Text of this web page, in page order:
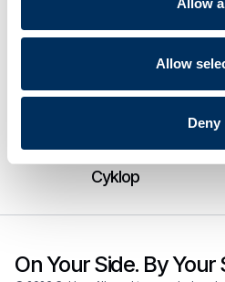
Allow
Allow
Deny
nieuwe
productiefaciliteit
verpakkings- en
en versterkt dit
Cyklop
On Your Side. By Your